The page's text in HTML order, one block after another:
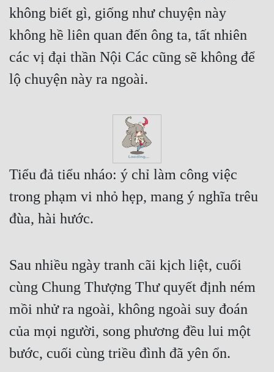
không biết gì, giống như chuyện này
không hề liên quan đến ông ta, tất nhiên
các vị đại thần Nội Các cũng sẽ không để
lộ chuyện này ra ngoài.
Tiểu đả tiểu nháo: ý chỉ làm công việc
trong phạm vi nhỏ hẹp, mang ý nghĩa trêu
đùa, hài hước.
Sau nhiều ngày tranh cãi kịch liệt, cuối
cùng Chung Thượng Thư quyết định ném
mồi nhử ra ngoài, không ngoài suy đoán
của mọi người, song phương đều lui một
bước, cuối cùng triều đình đã yên ổn.